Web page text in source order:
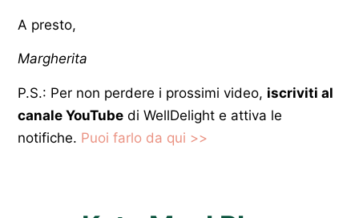
A presto,
Margherita
P.S.: Per non perdere i prossimi video, iscriviti al
canale YouTube di WellDelight e attiva le
notifiche. Puoi farlo da qui >>